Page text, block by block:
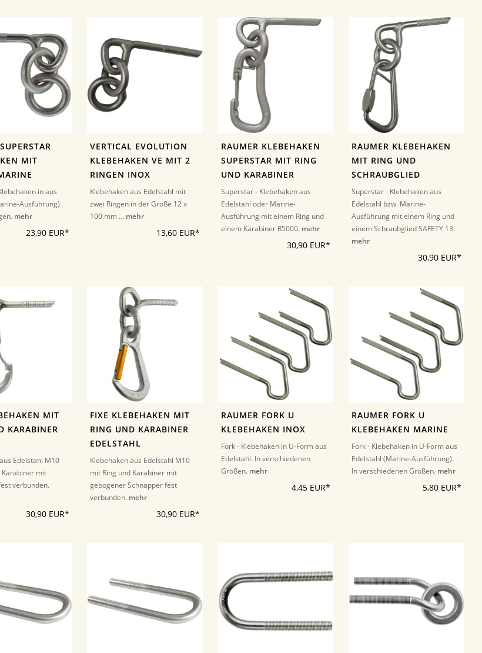
MIT
in aus
Ausführung)
mehr
23,90 EUR*
VERTICAL EVOLUTION
KLEBEHAKEN VE MIT 2
RINGEN INOX
Klebehaken aus Edelstahl mit
zwei Ringen in der Größe 12 x
100 mm ... mehr
13,60 EUR*
RAUMER KLEBEHAKEN
SUPERSTAR MIT RING
UND KARABINER
Superstar - Klebehaken aus
Edelstahl oder Marine-
Ausführung mit einem Ring und
einem Karabiner R5000. mehr
30,90 EUR*
RAUMER KLEBEHAKEN
MIT RING UND
SCHRAUBGLIED
Superstar - Klebehaken aus
Edelstahl bzw. Marine-
Ausführung mit einem Ring und
einem Schraubglied SAFETY 13.
mehr
30,90 EUR*
MIT
KARABINER
Edelstahl M10
Karabiner mit
verbunden.
30,90 EUR*
FIXE KLEBEHAKEN MIT
RING UND KARABINER
EDELSTAHL
Klebehaken aus Edelstahl M10
mit Ring und Karabiner mit
gebogener Schnapper fest
verbunden. mehr
30,90 EUR*
RAUMER FORK U
KLEBEHAKEN INOX
Fork - Klebehaken in U-Form aus
Edelstahl. In verschiedenen
Größen. mehr
4,45 EUR*
RAUMER FORK U
KLEBEHAKEN MARINE
Fork - Klebehaken in U-Form aus
Edelstahl (Marine-Ausführung).
In verschiedenen Größen. mehr
5,80 EUR*